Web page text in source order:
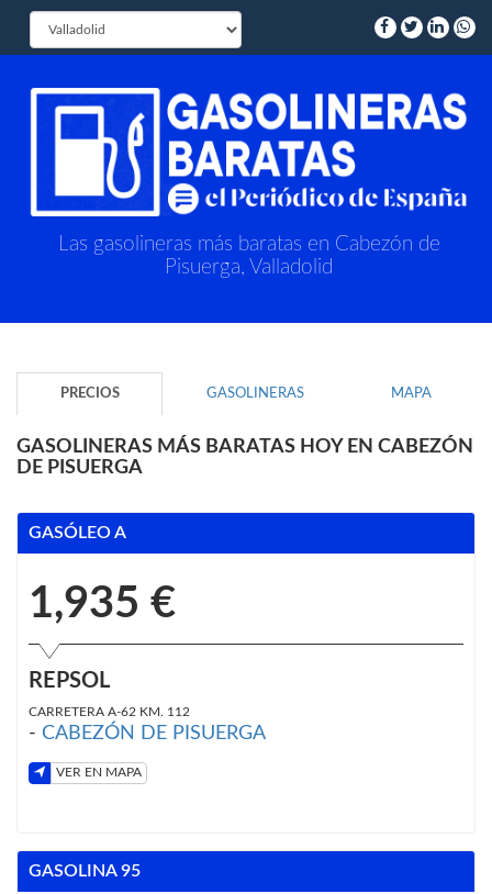
Las gasolineras más baratas en Cabezón de
Pisuerga, Valladolid
PRECIOS GASOLINERAS MAPA
GASOLINERAS MÁS BARATAS HOY EN CABEZÓN
DE PISUERGA
GASÓLEO A
1,935 €
REPSOL
CARRETERA A-62 KM. 112
- CABEZÓN DE PISUERGA
VER EN MAPA
GASOLINA 95